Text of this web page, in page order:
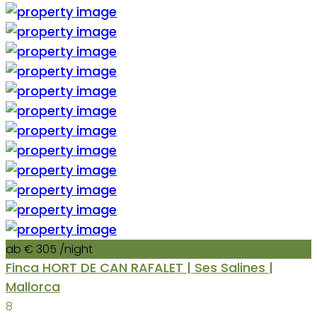
ab € 305 /night
Finca HORT DE CAN RAFALET | Ses Salines |
Mallorca
8